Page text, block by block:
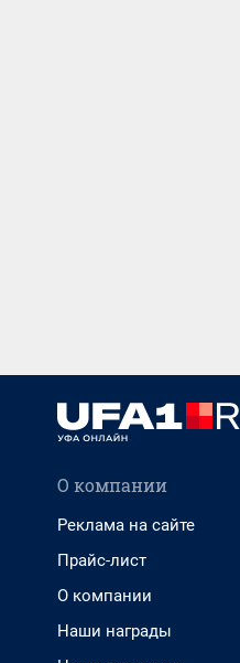
О компании
Реклама на сайте
Прайс-лист
О компании
Наши награды